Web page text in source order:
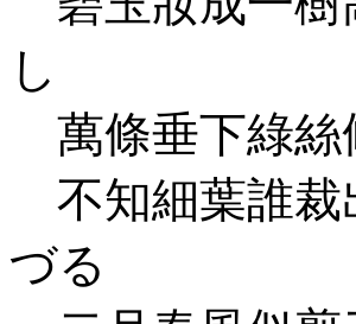
し
萬條垂下綠
不知細葉誰
づる